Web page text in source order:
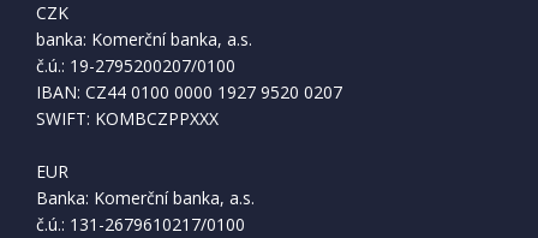
CZK
banka: Komerční banka, a.s.
č.ú.: 19-2795200207/0100
IBAN: CZ44 0100 0000 1927 9520 0207
SWIFT: KOMBCZPPXXX
EUR
Banka: Komerční banka, a.s.
č.ú.: 131-2679610217/0100